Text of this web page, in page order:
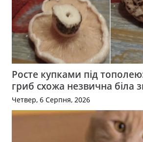
Росте купками під
гриб схожа незвична біла
Четвер, 6 Серпня, 2026